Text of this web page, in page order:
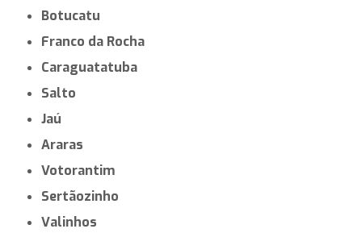
Botucatu
Franco da Rocha
Caraguatatuba
Salto
Jaú
Araras
Votorantim
Sertãozinho
Valinhos